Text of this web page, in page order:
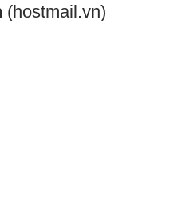
(hostmail.vn)